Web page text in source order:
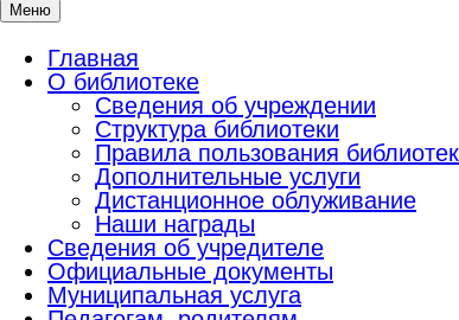
Меню
Главная
О библиотеке
Сведения об учреждении
Структура библиотеки
Правила пользования
Дополнительные услуги
Дистанционное облуживание
Наши награды
Сведения об учредителе
Официальные документы
Муниципальная услуга